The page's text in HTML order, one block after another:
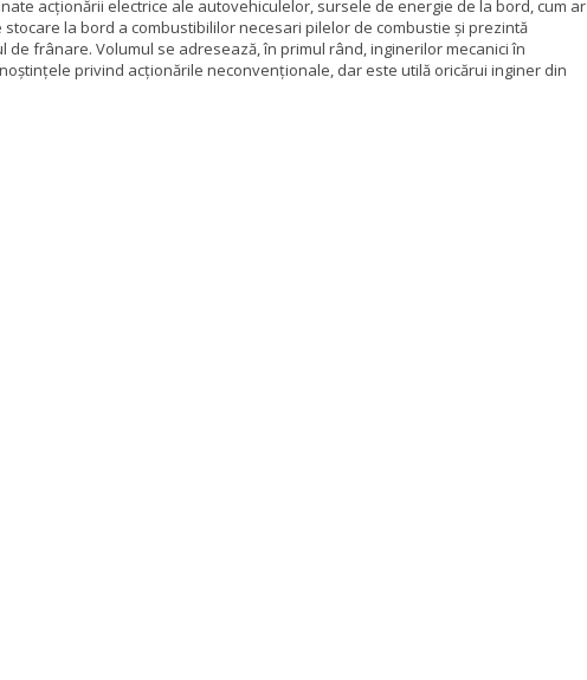
acţionării electrice ale autovehiculelor, sursele de energie de la bord, cum ar
la bord a combustibililor necesari pilelor de combustie şi prezintă
frânare. Volumul se adresează, în primul rând, inginerilor mecanici în
privind acţionările neconvenţionale, dar este utilă oricărui inginer din